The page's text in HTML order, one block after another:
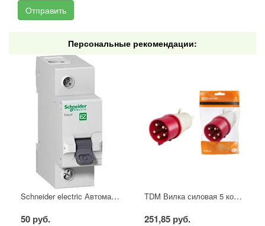
Персональные рекомендации:
Schneider electric Автоматический выключатель 1/40А
50 руб.
TDM Вилка силовая 5 контактов 16А 380В IP44
251,85 руб.